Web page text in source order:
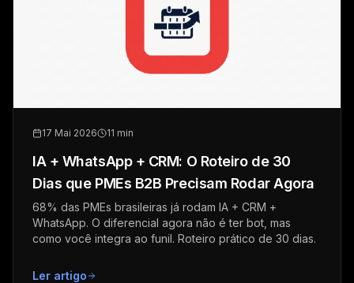
17 Mai 2026 11 min
IA + WhatsApp + CRM: O Roteiro de 30
Dias que PMEs B2B Precisam Rodar Agora
68% das PMEs brasileiras já rodam IA + CRM +
WhatsApp. O diferencial agora não é ter bot, mas
como você integra ao funil. Roteiro prático de 30 dias.
Ler artigo